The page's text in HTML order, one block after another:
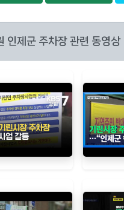
인제군 주차장 관련 동영상